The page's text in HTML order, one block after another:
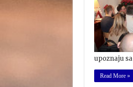
upoznaju
Read More »